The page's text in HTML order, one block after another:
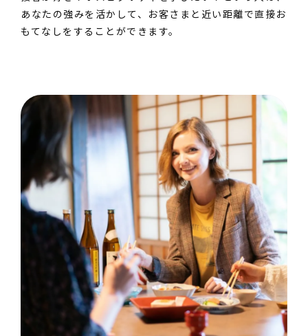
あなたの強みを活かして、お客さまと近い距離で直接お
もてなしをすることができます。